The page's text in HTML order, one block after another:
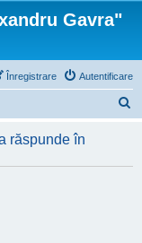
Gavra"
Autentificare
Înregistrare
t
răspunde în